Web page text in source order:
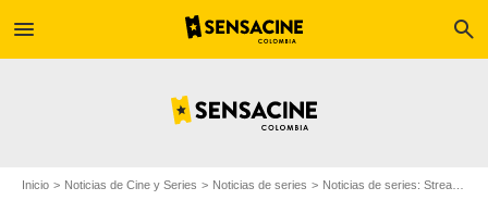
menu search
Inicio Noticias de Cine y Series Noticias de series Noticias de series: Streaming